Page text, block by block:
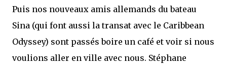
Puis nos nouveaux amis allemands du bateau
Sina (qui font aussi la transat avec le Caribbean
Odyssey) sont passés boire un café et voir si nous
voulions aller en ville avec nous. Stéphane